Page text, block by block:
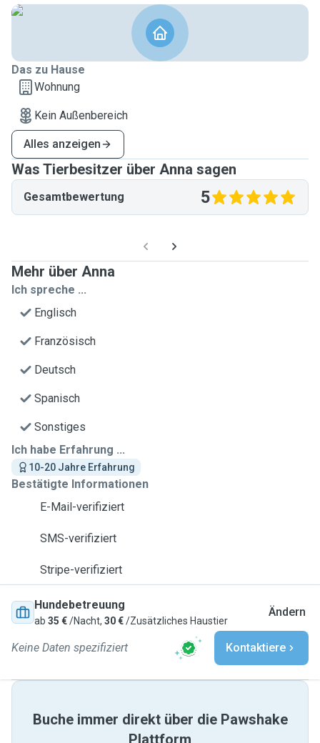
Das zu Hause
Wohnung
Kein Außenbereich
Alles anzeigen
Was Tierbesitzer über Anna sagen
Gesamtbewertung 5
Mehr über Anna
Ich spreche ...
Englisch
Französisch
Deutsch
Spanisch
Sonstiges
Ich habe Erfahrung ...
10-20 Jahre Erfahrung
Bestätigte Informationen
E-Mail-verifiziert
SMS-verifiziert
Stripe-verifiziert
Hundebetreuung
ab 35 €/Nacht, 30 €/Zusätzliches Haustier
Ändern
Keine Daten spezifiziert Kontaktiere
Buche immer direkt über die Pawshake
Plattform